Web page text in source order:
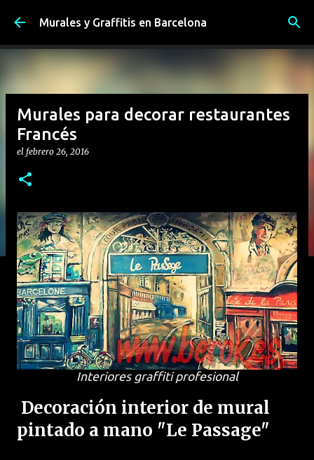
Ir al contenido principal
Murales y Graffitis en Barcelona
Murales para decorar restaurantes
Francés
el febrero 26, 2016
Interiores graffiti profesional
Decoración interior de mural
pintado a mano "Le Passage"